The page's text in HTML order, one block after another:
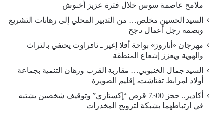
ملامح عاصمة سوس خلال فترة عزيز أخنوش
السيد الحسين مخلص… من التدبير المحلي إلى رهانات التشريع
وبصمة رجل أعمال ناجح
مهرجان «أناروز» بواحة أفلا إغير ـ تافراوت يحتفي بالتراث
والهوية ويعزز إشعاع المنطقة
السيد جمال الخنبوبي… مقاربة القرب ورهان التنمية بجماعة
أولاد لمرابط تفتاشت، إقليم الصويرة
أكادير.. حجز 7300 قرص “إكستازي” وتوقيف شخصين يشتبه
في ارتباطهما بشبكة لترويج المخدرات